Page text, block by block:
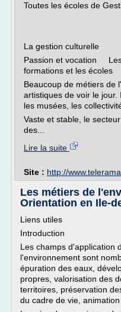
Toutes les écoles de
La gestion culturelle
Passion et vocation
formations et les écoles
Beaucoup de métiers de
artistiques de voir le jour.
les musées, les
Vaste et stable, le
des...
Lire la suite
Site : http://
Les métiers de
Orientation en Ile-
Liens utiles
Introduction
Les champs d'application
l'environnement sont
épuration des eaux,
propres, valorisation des
territoires, préservation
du cadre de vie, animation